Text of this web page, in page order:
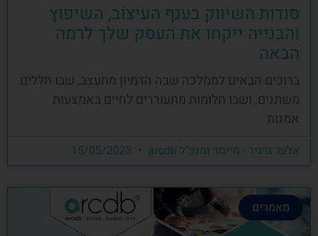
סודות השיווק בענף העיצוב, השיפוץ
והבנייה ייקחו את העסק שלך לרמה
הבאה
ברוכים הבאים לממלכה שבה הדמיון מתעצב, שבו חללים
משתנים, ושבו חלומות מתעוררים לחיים באמצעות
אמנות
אלעד גרגיר - מייסד ומנכ"ל arcdb
מאמרים